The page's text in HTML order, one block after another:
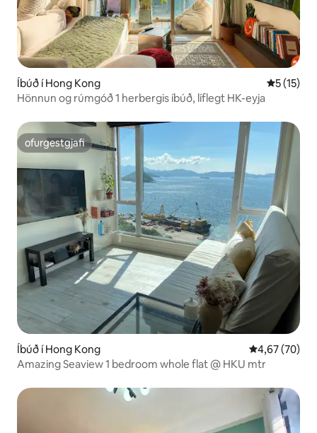
Íbúð í Hong Kong 5 af 5 í
5 (15)
Hönnun og rúmgóð 1 herbergis íbúð, líflegt HK-eyja
ofurgestgjafi
ofurgestgjafi
Íbúð í Hong Kong 4,67 af 5 í
4,67 (70)
Amazing Seaview 1 bedroom whole flat @ HKU mtr